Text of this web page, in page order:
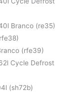
Branco (re35)
(rfe39)
Cycle Defrost
(sh72b)